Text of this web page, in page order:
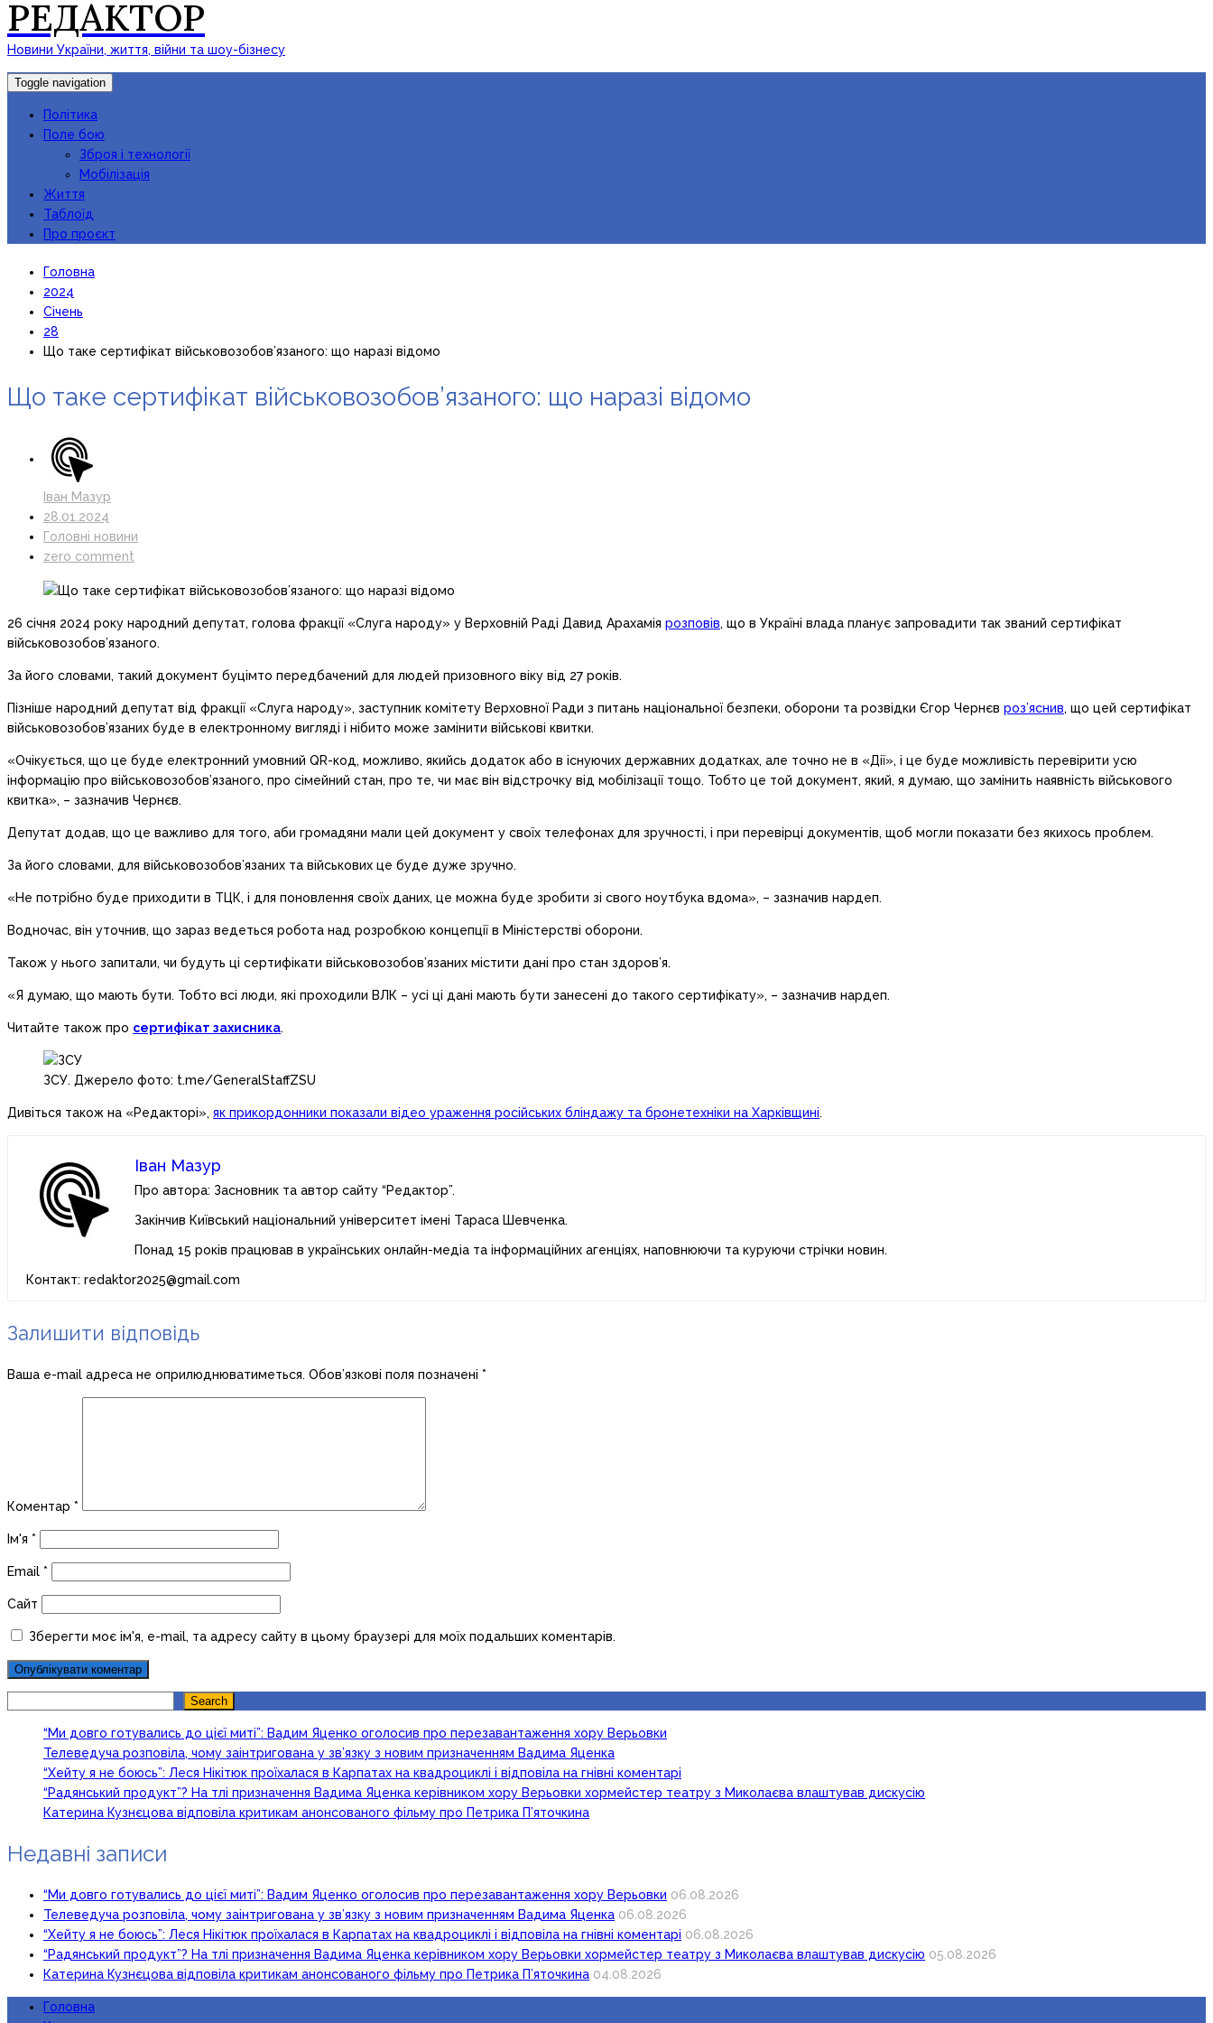
РЕДАКТОР
Новини України, життя, війни та шоу-бізнесу
Toggle navigation
Політика
Поле бою
Зброя і технології
Мобілізація
Життя
Таблоїд
Про проєкт
Головна
2024
Січень
28
Що таке сертифікат військовозобов’язаного: що наразі відомо
Що таке сертифікат військовозобов’язаного: що наразі відомо
Іван Мазур
28.01.2024
Головні новини
zero comment
26 січня 2024 року народний депутат, голова фракції «Слуга народу» у Верховній Раді Давид Арахамія розповів, що в Україні влада планує запровадити так званий сертифікат
військовозобов’язаного.
За його словами, такий документ буцімто передбачений для людей призовного віку від 27 років.
Пізніше народний депутат від фракції «Слуга народу», заступник комітету Верховної Ради з питань національної безпеки, оборони та розвідки Єгор Чернєв роз’яснив, що цей сертифікат
військовозобов’язаних буде в електронному вигляді і нібито може замінити військові квитки.
«Очікується, що це буде електронний умовний QR-код, можливо, якийсь додаток або в існуючих державних додатках, але точно не в «Дії», і це буде можливість перевірити усю
інформацію про військовозобов’язаного, про сімейний стан, про те, чи має він відстрочку від мобілізації тощо. Тобто це той документ, який, я думаю, що замінить наявність військового
квитка», – зазначив Чернєв.
Депутат додав, що це важливо для того, аби громадяни мали цей документ у своїх телефонах для зручності, і при перевірці документів, щоб могли показати без якихось проблем.
За його словами, для військовозобов’язаних та військових це буде дуже зручно.
«Не потрібно буде приходити в ТЦК, і для поновлення своїх даних, це можна буде зробити зі свого ноутбука вдома», – зазначив нардеп.
Водночас, він уточнив, що зараз ведеться робота над розробкою концепції в Міністерстві оборони.
Також у нього запитали, чи будуть ці сертифікати військовозобов’язаних містити дані про стан здоров’я.
«Я думаю, що мають бути. Тобто всі люди, які проходили ВЛК – усі ці дані мають бути занесені до такого сертифікату», – зазначив нардеп.
Читайте також про сертифікат захисника.
ЗСУ. Джерело фото: t.me/GeneralStaffZSU
Дивіться також на «Редакторі», як прикордонники показали відео ураження російських бліндажу та бронетехніки на Харківщині.
Іван Мазур
Про автора: Засновник та автор сайту “Редактор”.
Закінчив Київський національний університет імені Тараса Шевченка.
Понад 15 років працював в українських онлайн-медіа та інформаційних агенціях, наповнюючи та куруючи стрічки новин.
Контакт: redaktor2025@gmail.com
Залишити відповідь
Ваша e-mail адреса не оприлюднюватиметься. Обов’язкові поля позначені *
Коментар *
Ім'я *
Email *
Сайт
Зберегти моє ім'я, e-mail, та адресу сайту в цьому браузері для моїх подальших коментарів.
Search
“Ми довго готувались до цієї миті”: Вадим Яценко оголосив про перезавантаження хору Верьовки
Телеведуча розповіла, чому заінтригована у зв’язку з новим призначенням Вадима Яценка
“Хейту я не боюсь”: Леся Нікітюк проїхалася в Карпатах на квадроциклі і відповіла на гнівні коментарі
“Радянський продукт”? На тлі призначення Вадима Яценка керівником хору Верьовки хормейстер театру з Миколаєва влаштував дискусію
Катерина Кузнєцова відповіла критикам анонсованого фільму про Петрика П’яточкина
Недавні записи
“Ми довго готувались до цієї миті”: Вадим Яценко оголосив про перезавантаження хору Верьовки 06.08.2026
Телеведуча розповіла, чому заінтригована у зв’язку з новим призначенням Вадима Яценка 06.08.2026
“Хейту я не боюсь”: Леся Нікітюк проїхалася в Карпатах на квадроциклі і відповіла на гнівні коментарі 06.08.2026
“Радянський продукт”? На тлі призначення Вадима Яценка керівником хору Верьовки хормейстер театру з Миколаєва влаштував дискусію 05.08.2026
Катерина Кузнєцова відповіла критикам анонсованого фільму про Петрика П’яточкина 04.08.2026
Головна